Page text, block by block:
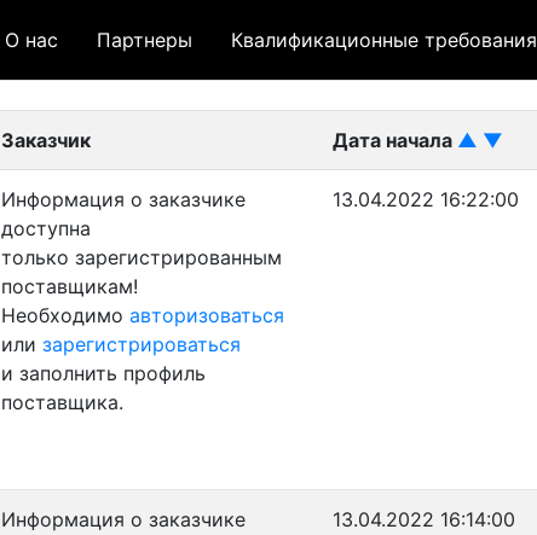
О нас Партнеры Квалификационные требования
Заказчик Дата начала ▲ ▼
Информация о заказчике
доступна
только зарегистрированным
поставщикам!
Необходимо авторизоваться
или зарегистрироваться
и заполнить профиль
поставщика.
13.04.2022 16:22:00
Информация о заказчике
13.04.2022 16:14:00